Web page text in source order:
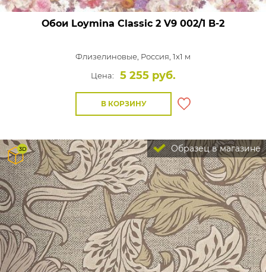
Обои Loymina Classic 2 V9 002/1 B-2
Флизелиновые, Россия, 1x1 м
Цена:
5 255 руб.
В КОРЗИНУ
Образец в магазине